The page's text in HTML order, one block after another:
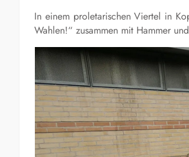
In einem proletarischen Viertel in
Wahlen!“ zusammen mit Hammer